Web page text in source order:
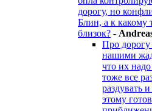
дорогу, но
Блин, а к какому
близок? -
Про
нашими
что их
тоже все
раздувать
этому